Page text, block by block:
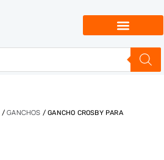
/GANCHOS / GANCHO CROSBY PARA